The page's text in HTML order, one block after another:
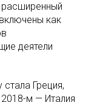
как
деятели
Греция,
м — Италия